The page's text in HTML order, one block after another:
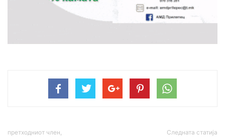
претходниот член, Следната статија